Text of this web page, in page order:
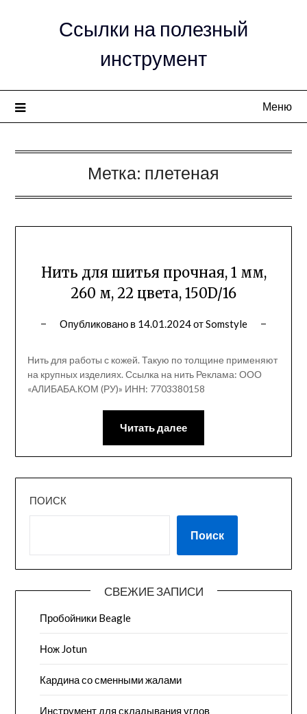
Ссылки на полезный
инструмент
Меню
Метка: плетеная
Нить для шитья прочная, 1 мм,
260 м, 22 цвета, 150D/16
Опубликовано в 14.01.2024отSomstyle
Нить для работы с кожей. Такую по толщине применяют
на крупных изделиях. Ссылка на нить Реклама: ООО
«АЛИБАБА.КОМ (РУ)» ИНН: 7703380158
Читать далее
ПОИСК
Поиск
СВЕЖИЕ ЗАПИСИ
Пробойники Beagle
Нож Jotun
Кардина со сменными жалами
Инструмент для складывания углов